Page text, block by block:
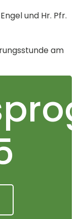
und Hr. Pfr.
am